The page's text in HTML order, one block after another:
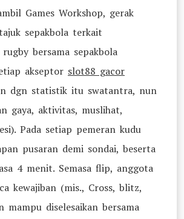
Games Workshop, gerak
sepakbola terkait
bersama sepakbola
akseptor slot88 gacor
dgn statistik itu swatantra, nun
gaya, aktivitas, muslihat,
Pada setiap pemeran kudu
pusaran demi sondai, beserta
4 menit. Semasa flip, anggota
kewajiban (mis., Cross, blitz,
mampu diselesaikan bersama